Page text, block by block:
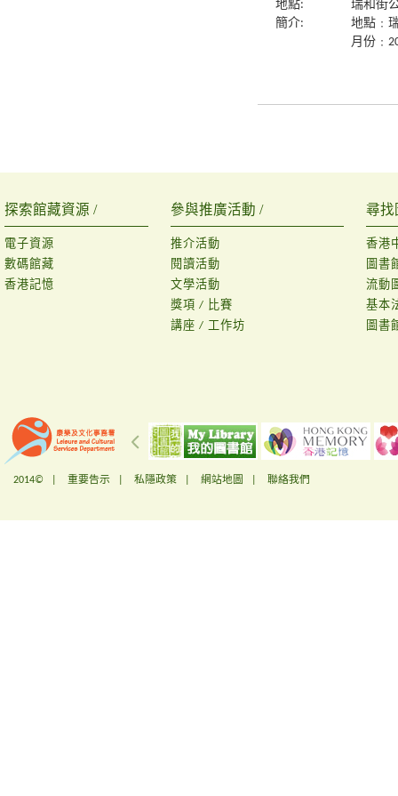
地點:
瑞和街
簡介:
地點﹕
月份
探索館藏資源 /
電子資源
數碼館藏
香港記憶
參與推廣活動 /
推介活動
閱讀活動
文學活動
獎項 / 比賽
講座 / 工作坊
尋找
香港
圖書
流動
基本
圖書
2014© | 重要告示 私隱政策 網站地圖 聯絡我們